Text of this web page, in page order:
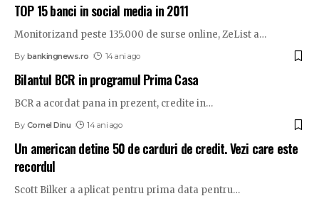
TOP 15 banci in social media in 2011
Monitorizand peste 135.000 de surse online, ZeList a…
By bankingnews.ro 14 ani ago
Bilantul BCR in programul Prima Casa
BCR a acordat pana in prezent, credite in…
By Cornel Dinu 14 ani ago
Un american detine 50 de carduri de credit. Vezi care este
recordul
Scott Bilker a aplicat pentru prima data pentru…